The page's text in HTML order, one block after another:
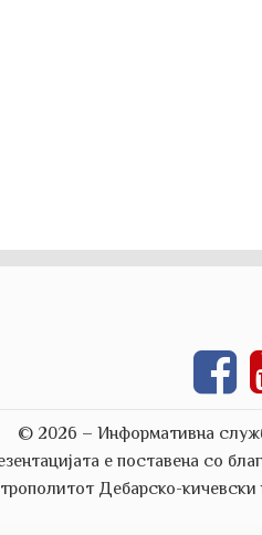
© 2026 – Информативна
е поставена со
Дебарско-кичевски